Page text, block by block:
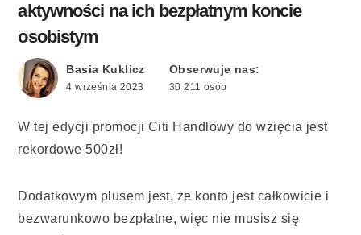
aktywności na ich bezpłatnym koncie
osobistym
Basia Kuklicz
4 września 2023
Obserwuje nas:
30 211 osób
W tej edycji promocji Citi Handlowy do wzięcia jest
rekordowe 500zł!
Dodatkowym plusem jest, że konto jest całkowicie i
bezwarunkowo bezpłatne, więc nie musisz się